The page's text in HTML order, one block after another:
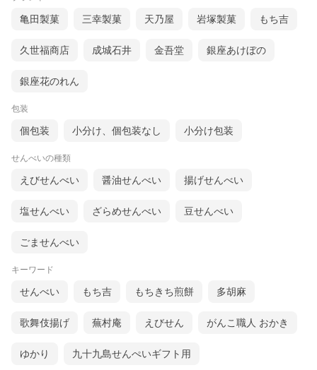
亀田製菓 三幸製菓 天乃屋 岩塚製菓 もち吉
久世福商店 成城石井 金吾堂 銀座あけぼの
銀座花のれん
包装
個包装 小分け、個包装なし 小分け包装
せんべいの種類
えびせんべい 醤油せんべい 揚げせんべい
塩せんべい ざらめせんべい 豆せんべい
ごませんべい
キーワード
せんべい もち吉 もちきち煎餅 多胡麻
歌舞伎揚げ 蕪村庵 えびせん がんこ職人 おかき
ゆかり 九十九島せんぺいギフト用